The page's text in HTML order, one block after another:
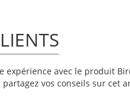
expérience avec le produit
vos conseils sur cet